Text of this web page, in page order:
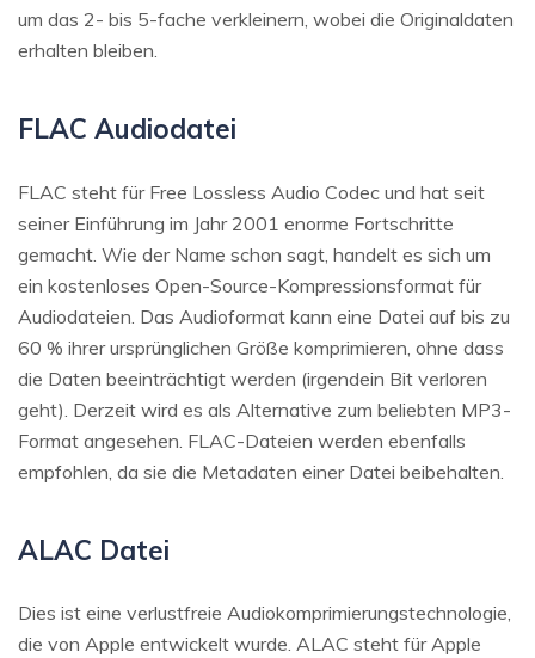
um das 2- bis 5-fache verkleinern, wobei die Originaldaten
erhalten bleiben.
FLAC Audiodatei
FLAC steht für Free Lossless Audio Codec und hat seit
seiner Einführung im Jahr 2001 enorme Fortschritte
gemacht. Wie der Name schon sagt, handelt es sich um
ein kostenloses Open-Source-Kompressionsformat für
Audiodateien. Das Audioformat kann eine Datei auf bis zu
60 % ihrer ursprünglichen Größe komprimieren, ohne dass
die Daten beeinträchtigt werden (irgendein Bit verloren
geht). Derzeit wird es als Alternative zum beliebten MP3-
Format angesehen. FLAC-Dateien werden ebenfalls
empfohlen, da sie die Metadaten einer Datei beibehalten.
ALAC Datei
Dies ist eine verlustfreie Audiokomprimierungstechnologie,
die von Apple entwickelt wurde. ALAC steht für Apple